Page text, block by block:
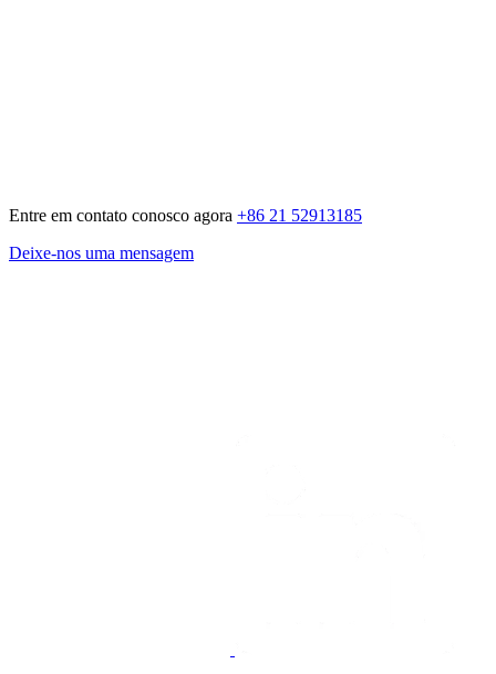
Entre em contato conosco agora +86 21 52913185
Deixe-nos uma mensagem